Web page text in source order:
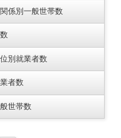
係別一般世帯数
別就業者数
者数
世帯数